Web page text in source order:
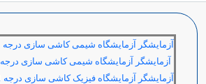
آزمایشگر آزمایشگاه شیمی کاشی سازی درجه 1
آزمایشگر آزمایشگاه شیمی کاشی سازی درجه 2
آزمایشگر آزمایشگاه فیزیک کاشی سازی درجه 1